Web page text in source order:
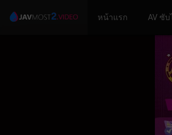
หน้าแรก AV ซับ